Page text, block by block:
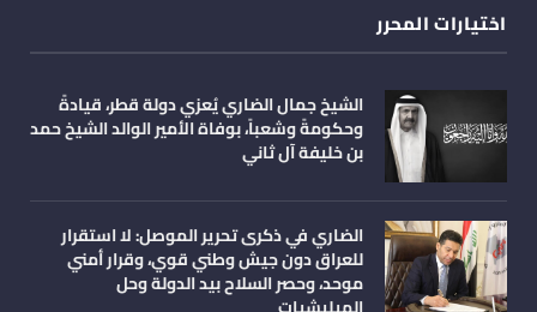
اختيارات المحرر
الشيخ جمال الضاري يُعزي دولة قطر، قيادةً
وحكومةً وشعباً، بوفاة الأمير الوالد الشيخ حمد
بن خليفة آل ثاني
الضاري في ذكرى تحرير الموصل: لا استقرار
للعراق دون جيش وطني قوي، وقرار أمني
موحد، وحصر السلاح بيد الدولة وحل